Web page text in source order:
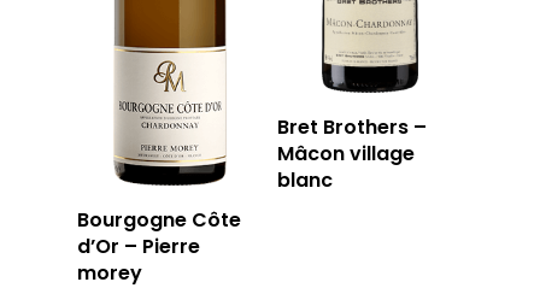
Bourgogne Côte
d’Or – Pierre
morey
Bret Brothers –
Mâcon village
blanc